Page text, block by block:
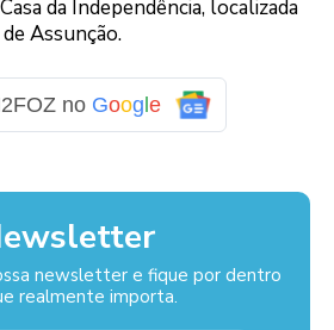
da Independência, localizada
Assunção.
no Goog e
newsletter e fique por dentro
realmente importa.